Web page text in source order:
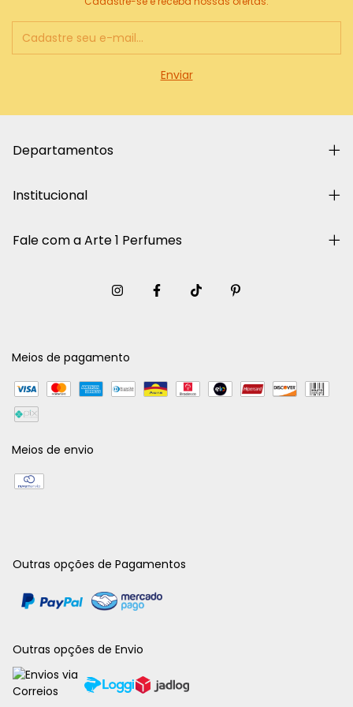
Departamentos
Institucional
Fale com a Arte 1 Perfumes
Meios de pagamento
Meios de envio
Outras opções de Pagamentos
Outras opções de Envio